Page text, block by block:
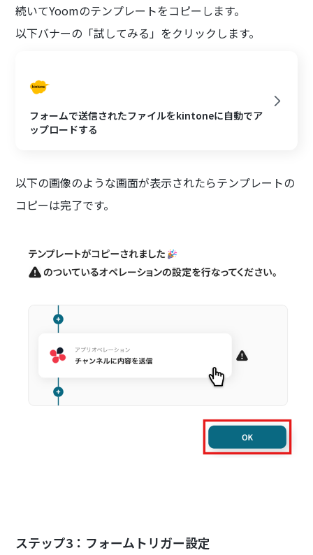
続いてYoomのテンプレートをコピーします。
以下バナーの「試してみる」をクリックします。
フォームで送信されたファイルをkintoneに自動でア
ップロードする
以下の画像のような画面が表示されたらテンプレートの
コピーは完了です。
ステップ3：フォームトリガー設定